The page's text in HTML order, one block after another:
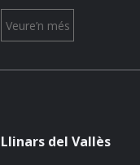
Veure’n més
Llinars del Vallès